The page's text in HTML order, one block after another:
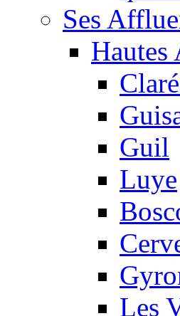
Ses
Hautes
Guil
Luye
Les